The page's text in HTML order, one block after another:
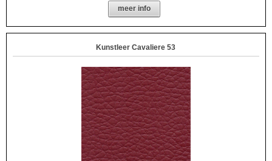
meer info
Kunstleer Cavaliere 53